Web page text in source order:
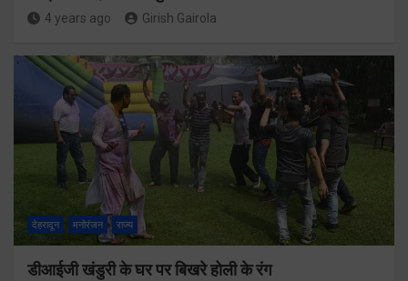
4 years ago Girish Gairola
देहरादून मनोरंजन राज्य
डीआईजी खंडुरी के घर पर बिखरे होली के रंग